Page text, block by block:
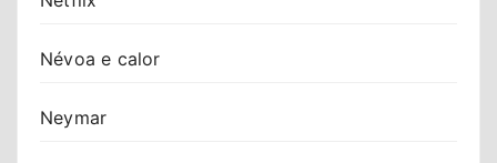
Névoa e calor
Neymar